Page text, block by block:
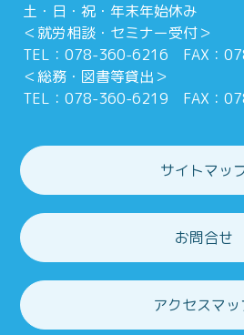
土・日・祝・年末年始休み
＜就労相談・セミナー受付＞
TEL：078-360-6216 FAX：
＜総務・図書等貸出＞
TEL：078-360-6219 FAX：
サイトマッ
お問合せ
アクセスマ